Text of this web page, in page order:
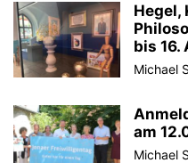
Hegel,
bis 16.
Michael
am
Michael